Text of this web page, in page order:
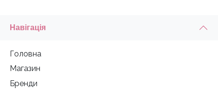
Навігація
Головна
Магазин
Бренди